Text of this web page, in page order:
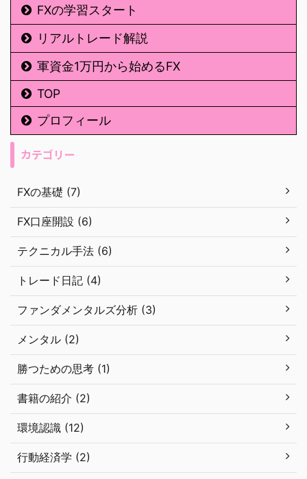
FXの学習スタート
リアルトレード解説
軍資金1万円から始めるFX
TOP
プロフィール
カテゴリー
FXの基礎 (7)
FX口座開設 (6)
テクニカル手法 (6)
トレード日記 (4)
ファンダメンタルズ分析 (3)
メンタル (2)
勝つための思考 (1)
書籍の紹介 (2)
環境認識 (12)
行動経済学 (2)